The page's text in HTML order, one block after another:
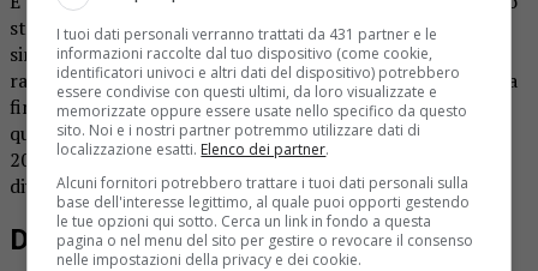
state individuate tre fasce tra i lavoratori – spiega la
sindacalista Barbara Grazioli -. Ci saranno i lavoratori che
raggiungeranno la pensione nell’arco del biennio, entro la
fine del 2027. Quelli che la raggiungeranno in un
quinquennio, dall’apertura della procedura il 27 giugno
2025. Infine tutti gli altri: per ogni gruppo ci sarà una
diversa fascia economica di trattamento».
Drastico calo dei volumi di produzione
I tuoi dati personali verranno trattati da 431 partner e le
informazioni raccolte dal tuo dispositivo (come cookie,
identificatori univoci e altri dati del dispositivo) potrebbero
essere condivise con questi ultimi, da loro visualizzate e
memorizzate oppure essere usate nello specifico da questo
sito. Noi e i nostri partner potremmo utilizzare dati di
localizzazione esatti. Elenco dei partner.
Alcuni fornitori potrebbero trattare i tuoi dati personali sulla
base dell'interesse legittimo, al quale puoi opporti gestendo
le tue opzioni qui sotto. Cerca un link in fondo a questa
pagina o nel menu del sito per gestire o revocare il consenso
nelle impostazioni della privacy e dei cookie.